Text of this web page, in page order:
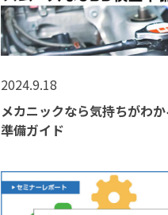
2024.9.18
メカニックなら気持ちがわ
準備ガイド